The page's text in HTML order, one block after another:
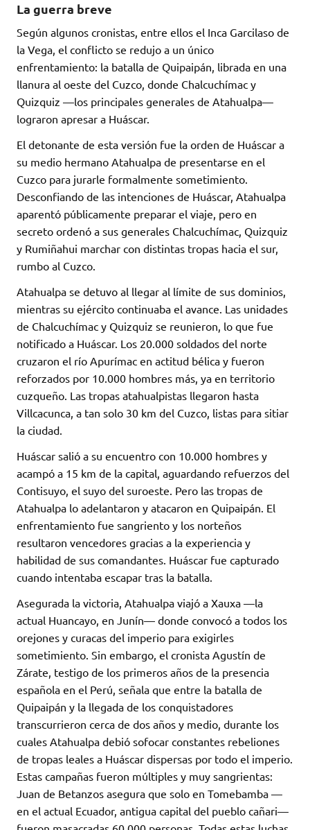
La guerra breve
Según algunos cronistas, entre ellos el Inca Garcilaso de
la Vega, el conflicto se redujo a un único
enfrentamiento: la batalla de Quipaipán, librada en una
llanura al oeste del Cuzco, donde Chalcuchímac y
Quizquiz —los principales generales de Atahualpa—
lograron apresar a Huáscar.
El detonante de esta versión fue la orden de Huáscar a
su medio hermano Atahualpa de presentarse en el
Cuzco para jurarle formalmente sometimiento.
Desconfiando de las intenciones de Huáscar, Atahualpa
aparentó públicamente preparar el viaje, pero en
secreto ordenó a sus generales Chalcuchímac, Quizquiz
y Rumiñahui marchar con distintas tropas hacia el sur,
rumbo al Cuzco.
Atahualpa se detuvo al llegar al límite de sus dominios,
mientras su ejército continuaba el avance. Las unidades
de Chalcuchímac y Quizquiz se reunieron, lo que fue
notificado a Huáscar. Los 20.000 soldados del norte
cruzaron el río Apurímac en actitud bélica y fueron
reforzados por 10.000 hombres más, ya en territorio
cuzqueño. Las tropas atahualpistas llegaron hasta
Villcacunca, a tan solo 30 km del Cuzco, listas para sitiar
la ciudad.
Huáscar salió a su encuentro con 10.000 hombres y
acampó a 15 km de la capital, aguardando refuerzos del
Contisuyo, el suyo del suroeste. Pero las tropas de
Atahualpa lo adelantaron y atacaron en Quipaipán. El
enfrentamiento fue sangriento y los norteños
resultaron vencedores gracias a la experiencia y
habilidad de sus comandantes. Huáscar fue capturado
cuando intentaba escapar tras la batalla.
Asegurada la victoria, Atahualpa viajó a Xauxa —la
actual Huancayo, en Junín— donde convocó a todos los
orejones y curacas del imperio para exigirles
sometimiento. Sin embargo, el cronista Agustín de
Zárate, testigo de los primeros años de la presencia
española en el Perú, señala que entre la batalla de
Quipaipán y la llegada de los conquistadores
transcurrieron cerca de dos años y medio, durante los
cuales Atahualpa debió sofocar constantes rebeliones
de tropas leales a Huáscar dispersas por todo el imperio.
Estas campañas fueron múltiples y muy sangrientas:
Juan de Betanzos asegura que solo en Tomebamba —
en el actual Ecuador, antigua capital del pueblo cañari—